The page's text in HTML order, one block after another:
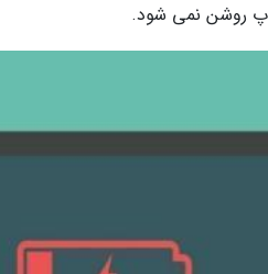
روشن نمی شود.